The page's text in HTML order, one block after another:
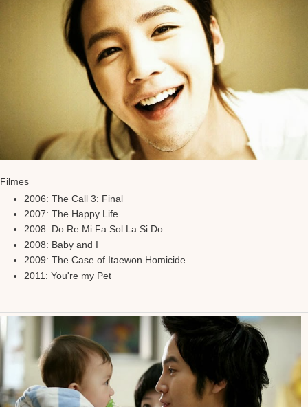
Filmes
2006: The Call 3: Final
2007: The Happy Life
2008: Do Re Mi Fa Sol La Si Do
2008: Baby and I
2009: The Case of Itaewon Homicide
2011: You're my Pet